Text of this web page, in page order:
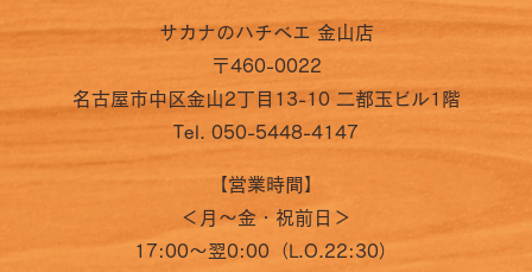
サカナのハチベエ 金山店
〒460-0022
名古屋市中区金山2丁目13-10 二都玉ビル1階
Tel. 050-5448-4147
【営業時間】
＜月～金・祝前日＞
17:00～翌0:00（L.O.22:30）